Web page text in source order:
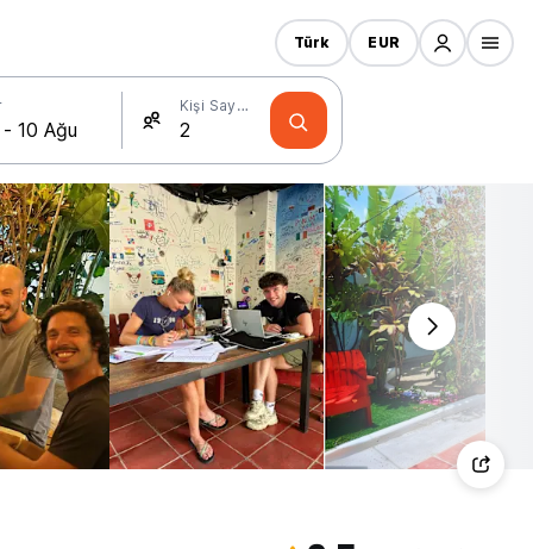
Kişi Sayısı
Türk EUR